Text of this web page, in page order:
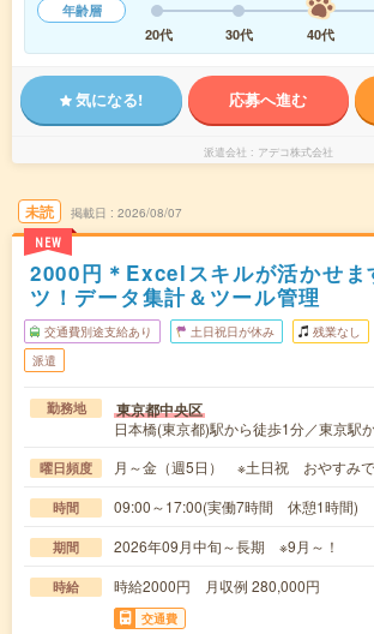
年齢層
20代
30代 40代
気になる! 応募へ進む
派遣会社 アデコ株式会社
未読
NEW
掲載日 2026/08/07
2000円＊Excelスキルが活かせま
ツ！データ集計＆ツール管理
交通費別途支給あり 土日祝日が休み 残業なし
派遣
勤務地 東京都中央区
日本橋(東京都)駅から徒歩1分／東京駅
曜日頻度 月～金（週5日） ※土日祝 おやすみで
時間 09:00～17:00(実働7時間 休憩1時間)
期間 2026年09月中旬～長期 ※9月～！
時給 時給2000円 月収例 280,000円
交通費